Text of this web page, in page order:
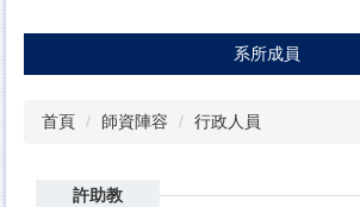
系所成員
行政人員
首頁 師資陣容 行政人員
許助教